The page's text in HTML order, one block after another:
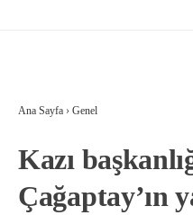
Ana Sayfa › Genel
Kazı
Çağaptay’ın